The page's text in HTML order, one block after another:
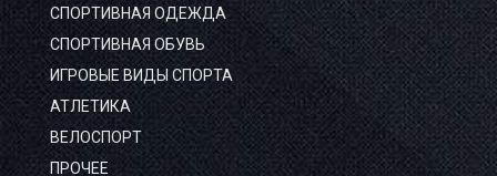
СПОРТИВНАЯ ОДЕЖДА
СПОРТИВНАЯ ОБУВЬ
ИГРОВЫЕ ВИДЫ СПОРТА
АТЛЕТИКА
ВЕЛОСПОРТ
ПРОЧЕЕ